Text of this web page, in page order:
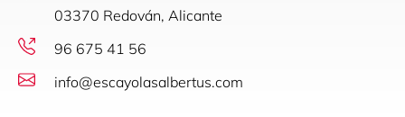
03370 Redován, Alicante
96 675 41 56
info@escayolasalbertus.com